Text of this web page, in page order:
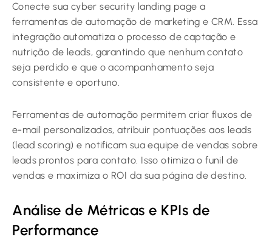
Conecte sua cyber security landing page a
ferramentas de automação de marketing e CRM. Essa
integração automatiza o processo de captação e
nutrição de leads, garantindo que nenhum contato
seja perdido e que o acompanhamento seja
consistente e oportuno.
Ferramentas de automação permitem criar fluxos de
e-mail personalizados, atribuir pontuações aos leads
(lead scoring) e notificam sua equipe de vendas sobre
leads prontos para contato. Isso otimiza o funil de
vendas e maximiza o ROI da sua página de destino.
Análise de Métricas e KPIs de
Performance